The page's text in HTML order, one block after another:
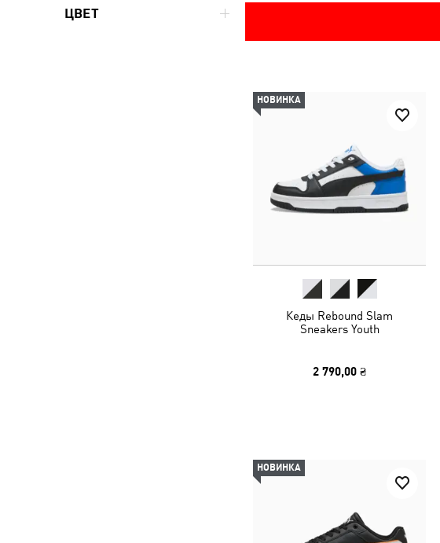
НОВИНКА
Кеды Rebound Slam
Sneakers Youth
2 790,00 ₴
НОВИНКА
ЦВЕТ